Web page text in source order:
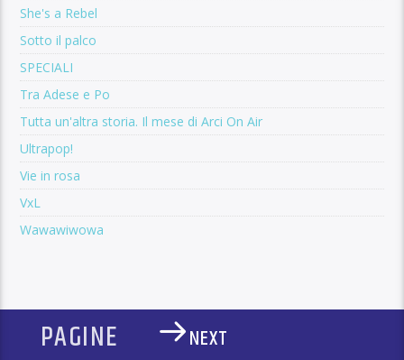
She's a Rebel
Sotto il palco
SPECIALI
Tra Adese e Po
Tutta un'altra storia. Il mese di Arci On Air
Ultrapop!
Vie in rosa
VxL
Wawawiwowa
PAGINE NEXT